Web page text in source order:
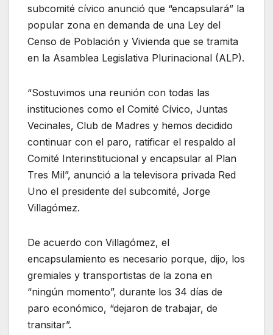
subcomité cívico anunció que “encapsulará” la
popular zona en demanda de una Ley del
Censo de Población y Vivienda que se tramita
en la Asamblea Legislativa Plurinacional (ALP).
“Sostuvimos una reunión con todas las
instituciones como el Comité Cívico, Juntas
Vecinales, Club de Madres y hemos decidido
continuar con el paro, ratificar el respaldo al
Comité Interinstitucional y encapsular al Plan
Tres Mil”, anunció a la televisora privada Red
Uno el presidente del subcomité, Jorge
Villagómez.
De acuerdo con Villagómez, el
encapsulamiento es necesario porque, dijo, los
gremiales y transportistas de la zona en
“ningún momento”, durante los 34 días de
paro económico, “dejaron de trabajar, de
transitar”.